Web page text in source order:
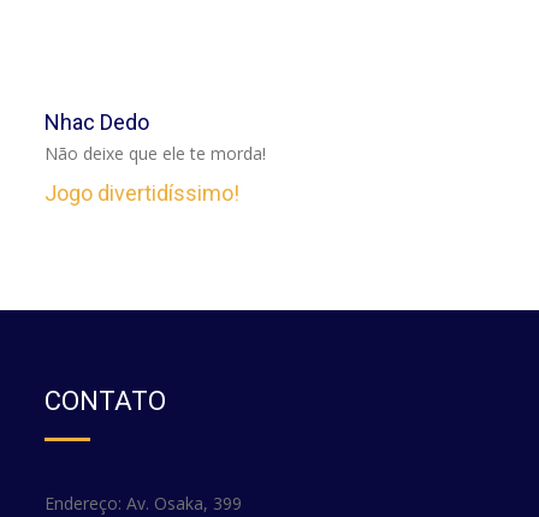
Nhac Dedo
Não deixe que ele te morda!
Jogo divertidíssimo!
CONTATO
Endereço: Av. Osaka, 399